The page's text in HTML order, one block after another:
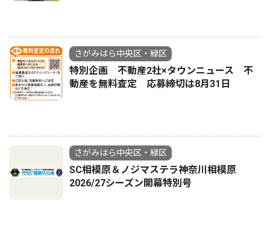
さがみはら中央区・緑区
特別企画 不動産2社×タウンニュース 不
動産を無料査定 応募締切は8月31日
さがみはら中央区・緑区
SC相模原＆ノジマステラ神奈川相模原
2026/27シーズン開幕特別号